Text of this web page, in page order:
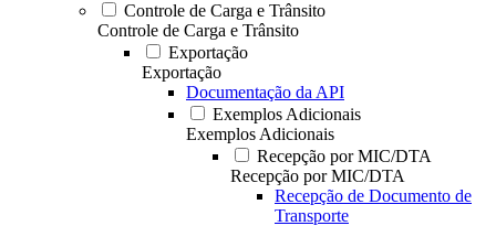
Controle de Carga e Trânsito
Controle de Carga e Trânsito
Exportação
Exportação
Documentação da API
Exemplos Adicionais
Exemplos Adicionais
Recepção por MIC/DTA
Recepção por MIC/DTA
Recepção de Documento de
Transporte